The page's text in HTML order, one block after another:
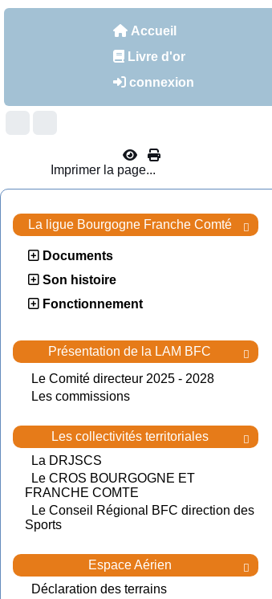
Accueil
Livre d'or
connexion
Imprimer la page...

La ligue Bourgogne Franche Comté
Documents
Son histoire
Fonctionnement

Présentation de la LAM BFC
Le Comité directeur 2025 - 2028
Les commissions

Les collectivités territoriales
La DRJSCS
Le CROS BOURGOGNE ET
FRANCHE COMTE
Le Conseil Régional BFC direction des
Sports

Espace Aérien
Déclaration des terrains